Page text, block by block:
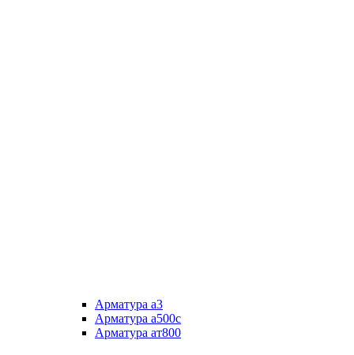
Арматура а3
Арматура а500с
Арматура ат800